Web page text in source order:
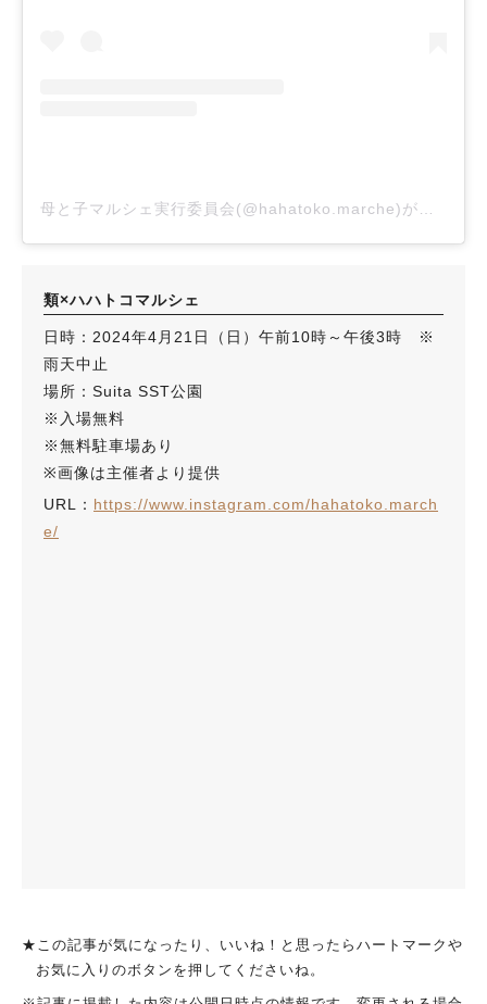
類×ハハトコマルシェ
日時：2024年4月21日（日）午前10時～午後3時 ※
雨天中止
場所：Suita SST公園
※入場無料
※無料駐車場あり
※画像は主催者より提供
URL： https://www.instagram.com/hahatoko.march
e/
★この記事が気になったり、いいね！と思ったらハートマークや
お気に入りのボタンを押してくださいね。